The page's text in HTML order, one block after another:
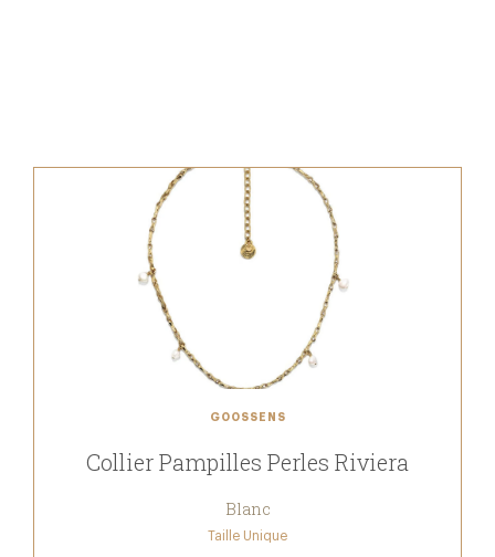
GOOSSENS
Collier Pampilles Perles Riviera
Blanc
Taille Unique